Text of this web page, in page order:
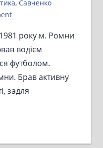
, Савченко
року м. Ромни
водієм
футболом.
Брав активну
задля